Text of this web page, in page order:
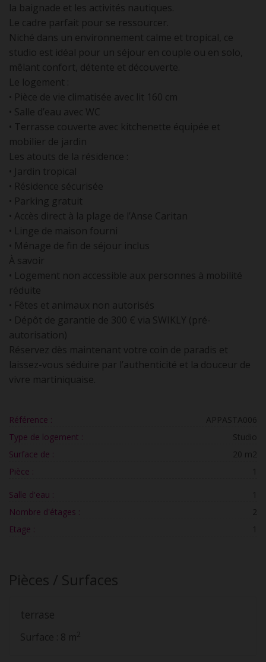
la baignade et les activités nautiques.
Le cadre parfait pour se ressourcer.
Niché dans un environnement calme et tropical, ce
studio est idéal pour un séjour en couple ou en solo,
mêlant confort, détente et découverte.
Le logement :
• Pièce de vie climatisée avec lit 160 cm
• Salle d’eau avec WC
• Terrasse couverte avec kitchenette équipée et
mobilier de jardin
Les atouts de la résidence :
• Jardin tropical
• Résidence sécurisée
• Parking gratuit
• Accès direct à la plage de l’Anse Caritan
• Linge de maison fourni
• Ménage de fin de séjour inclus
À savoir
• Logement non accessible aux personnes à mobilité
réduite
• Fêtes et animaux non autorisés
• Dépôt de garantie de 300 € via SWIKLY (pré-
autorisation)
Réservez dès maintenant votre coin de paradis et
laissez-vous séduire par l’authenticité et la douceur de
vivre martiniquaise.
Référence :
APPASTA006
Type de logement :
Studio
Surface de :
20 m2
Pièce :
1
Salle d'eau :
1
Nombre d'étages :
2
Etage :
1
Pièces / Surfaces
terrase
Surface : 8 m2